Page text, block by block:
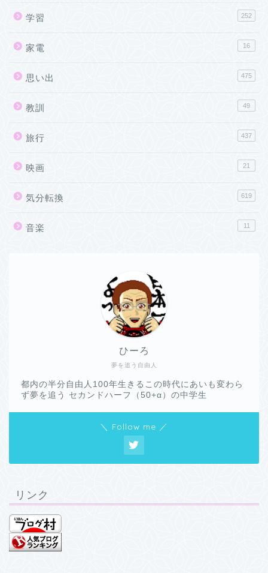
学習 252
家電 16
思い出 475
教訓 49
旅行 437
映画 21
気分転換 619
音楽 11
夢を追う自由人
ひーろ
都内の半分自由人100年生きるこの時代にあいも変わら
ず夢を追う セカンドハーフ（50+α）の中学生
＼ Follow me ／
リンク